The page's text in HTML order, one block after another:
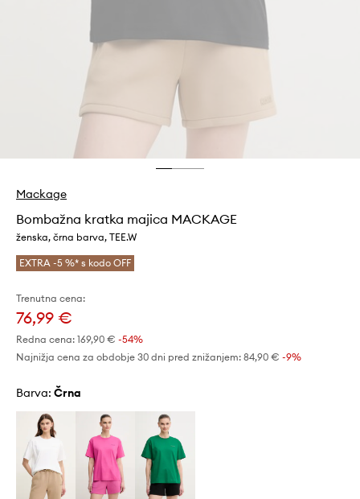
Mackage
Bombažna kratka majica MACKAGE
ženska, črna barva, TEE.W
EXTRA -5 %* s kodo OFF
Trenutna cena:
76,99 €
Redna cena: 169,90 € -54%
Najnižja cena za obdobje 30 dni pred znižanjem: 84,90 € -9%
Barva: črna